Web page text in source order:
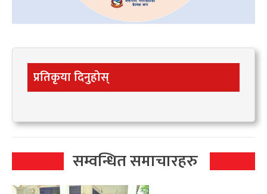
प्रतिकृया दिनुहोस्
सम्वन्धित समाचारहरु